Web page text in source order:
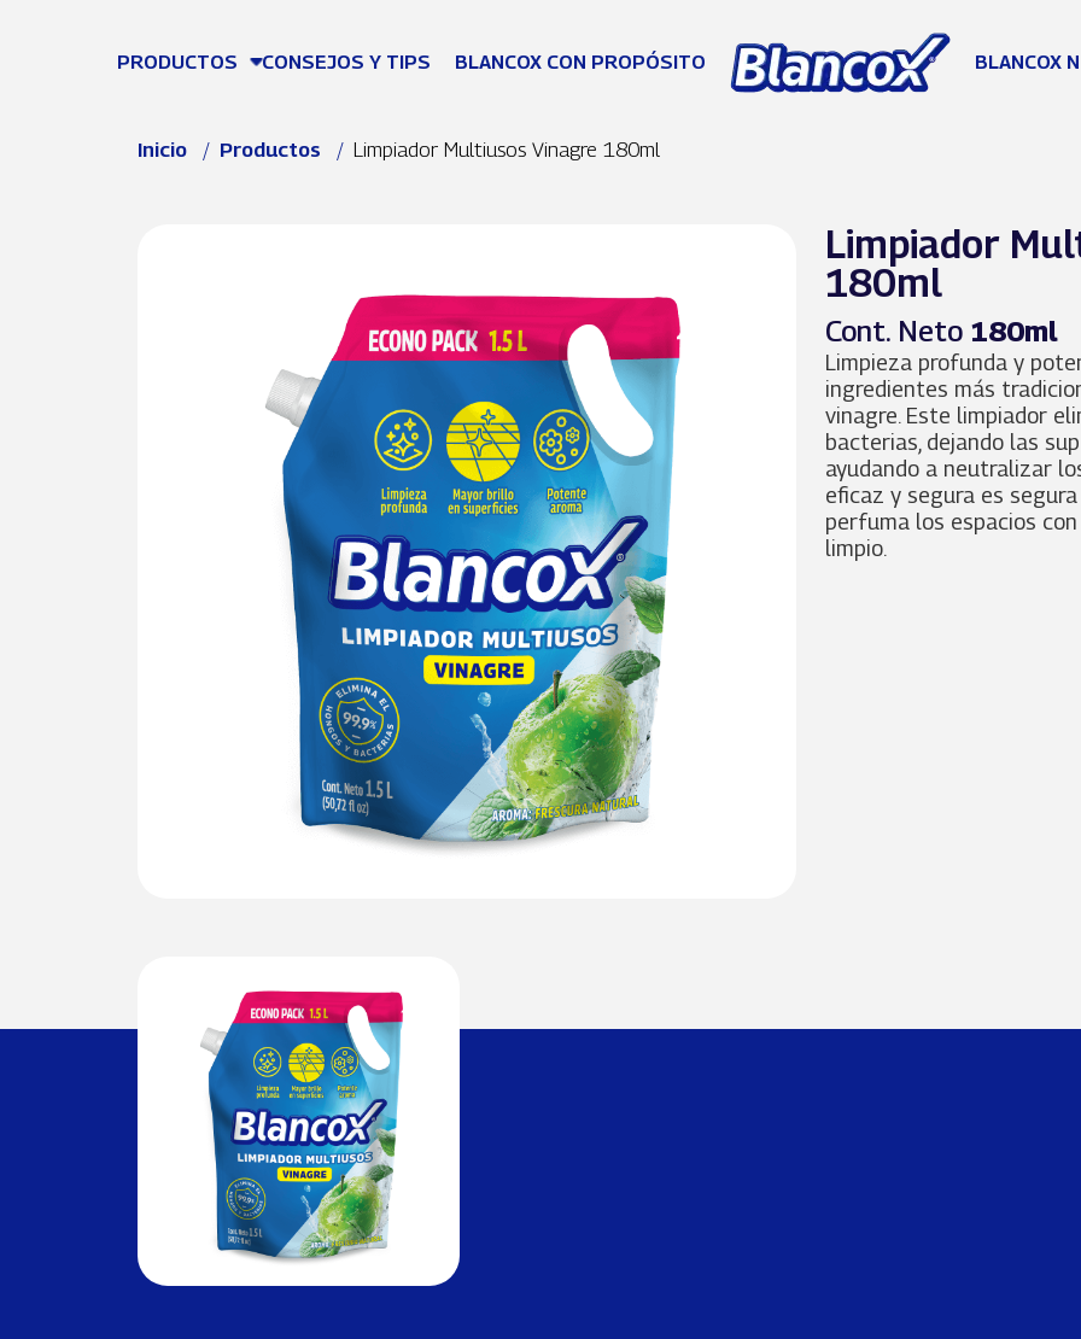
PRODUCTOS CONSEJOS Y TIPS BLANCOX CON PROPÓSITO BLANCOX
Ruta de navegación
Inicio Productos Limpiador Multiusos Vinagre 180ml
Limpiador
180ml
Cont. Neto 180ml
Limpieza profunda y
ingredientes más
vinagre. Este limpiador
bacterias, dejando las
ayudando a neutralizar
eficaz y segura es
perfuma los espacios
limpio.